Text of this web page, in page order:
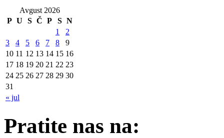
Avgust 2026
P U S Č P S N
« jul
1
2
3
4 5 6 7 8
9
10 11 12 13 14 15 16
17 18 19 20 21 22 23
24 25 26 27 28 29 30
31
Pratite nas na: